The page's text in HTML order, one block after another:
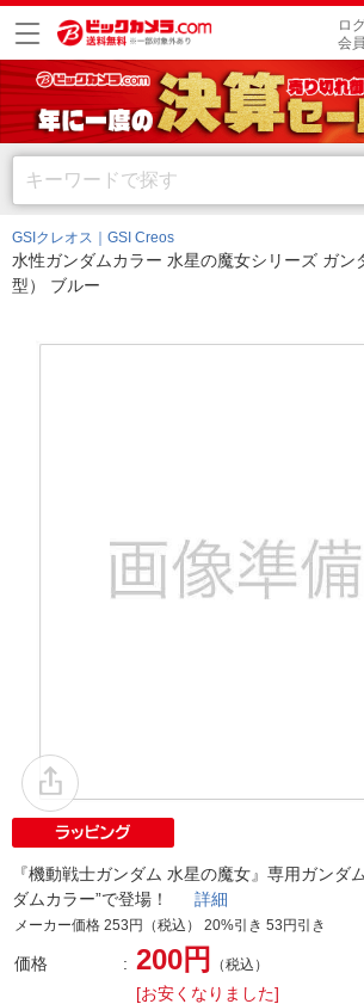
ロ
会
GSIクレオス｜GSI Creos
水性ガンダムカラー 水星の魔女シリーズ ガン
型） ブルー
『機動戦士ガンダム 水星の魔女』専用ガンダ
ダムカラー”で登場！ 詳細
メーカー価格 253円（税込） 20%引き 53円引き
価格 200円 （税込）
[お安くなりました]